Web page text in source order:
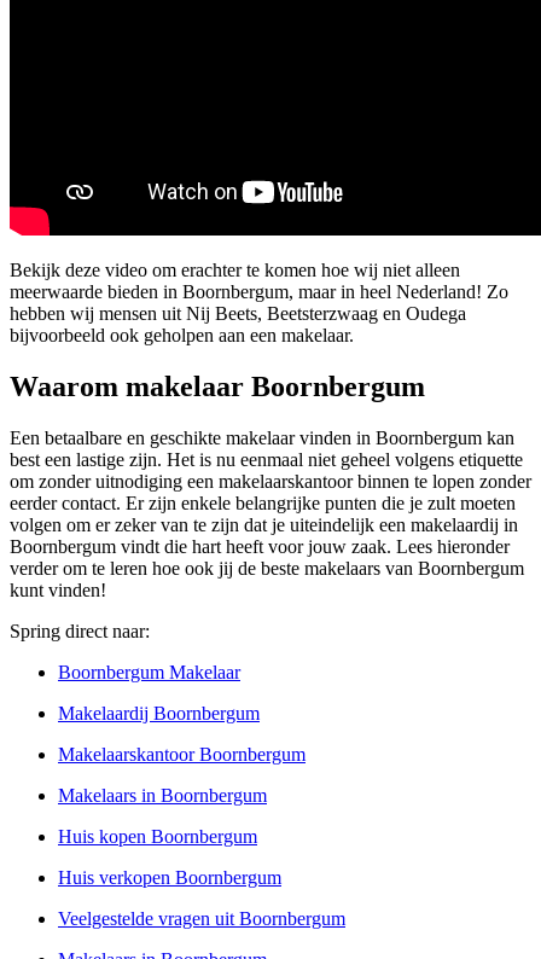
Bekijk deze video om erachter te komen hoe wij niet alleen
meerwaarde bieden in Boornbergum, maar in heel Nederland! Zo
hebben wij mensen uit Nij Beets, Beetsterzwaag en Oudega
bijvoorbeeld ook geholpen aan een makelaar.
Waarom makelaar Boornbergum
Een betaalbare en geschikte makelaar vinden in Boornbergum kan
best een lastige zijn. Het is nu eenmaal niet geheel volgens etiquette
om zonder uitnodiging een makelaarskantoor binnen te lopen zonder
eerder contact. Er zijn enkele belangrijke punten die je zult moeten
volgen om er zeker van te zijn dat je uiteindelijk een makelaardij in
Boornbergum vindt die hart heeft voor jouw zaak. Lees hieronder
verder om te leren hoe ook jij de beste makelaars van Boornbergum
kunt vinden!
Spring direct naar:
Boornbergum Makelaar
Makelaardij Boornbergum
Makelaarskantoor Boornbergum
Makelaars in Boornbergum
Huis kopen Boornbergum
Huis verkopen Boornbergum
Veelgestelde vragen uit Boornbergum